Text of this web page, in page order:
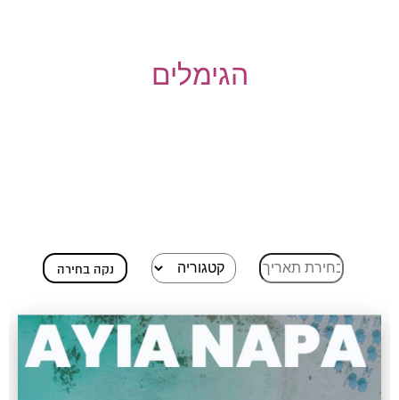
הגימלים